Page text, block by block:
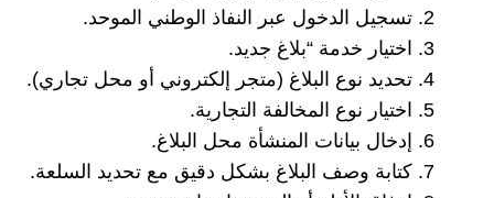
تسجيل الدخول عبر النفاذ الوطني الموحد.
اختيار خدمة “بلاغ جديد.
تحديد نوع البلاغ (متجر إلكتروني أو محل تجاري).
اختيار نوع المخالفة التجارية.
إدخال بيانات المنشأة محل البلاغ.
كتابة وصف البلاغ بشكل دقيق مع تحديد السلعة.